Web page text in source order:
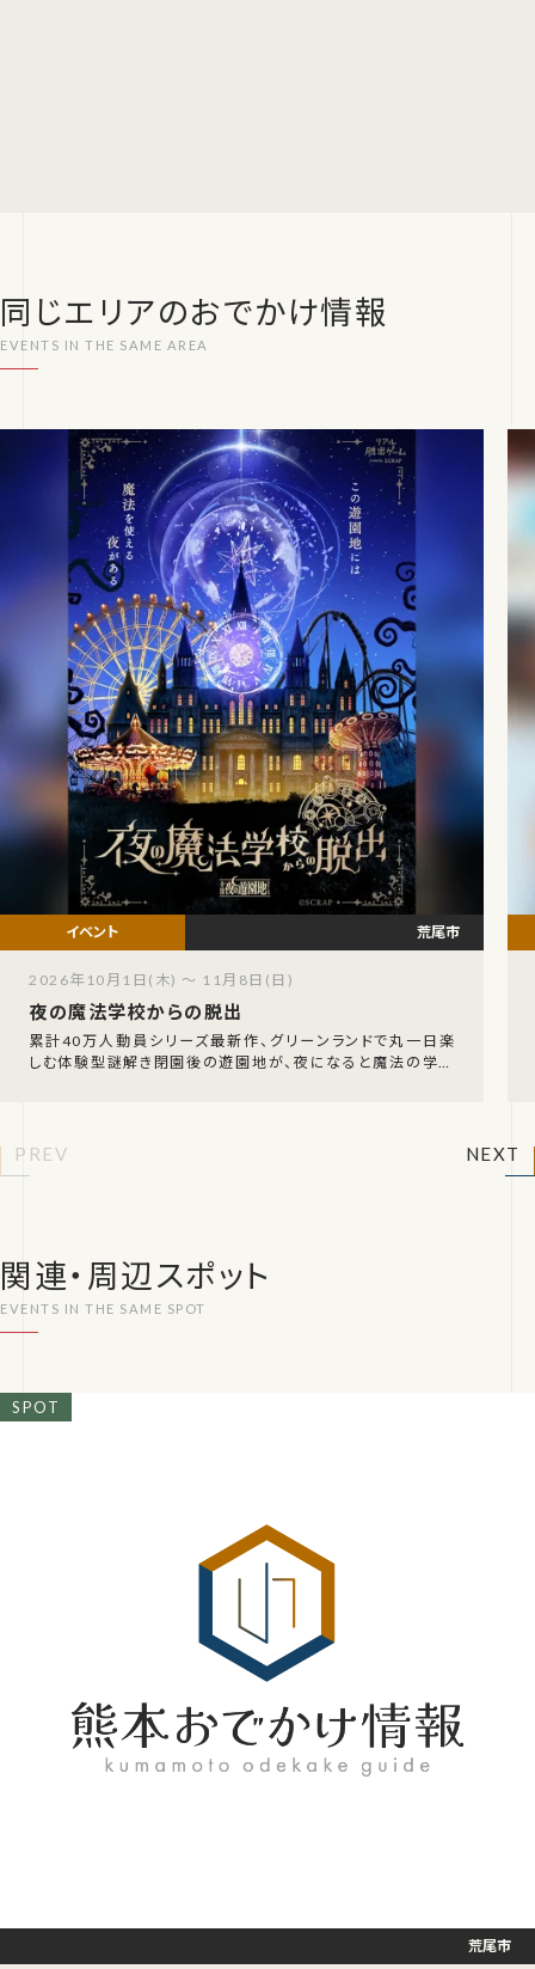
同じエリアのおでかけ情報
夜の魔法学校からの脱出
累計40万人動員シリーズ最新作、グリーンランドで丸一日楽
しむ体験型謎解き閉園後の遊園地が、夜になると魔法の学校
荒尾市
2026年10月1日(木) ～ 11月8日(日)
PREV NEXT
関連・周辺スポット
荒尾市